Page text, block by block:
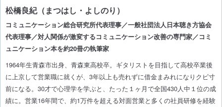
松橋良紀（まつはし・よしのり）
コミュニケーション総合研究所代表理事／一般社団法人日本聴き方協会
代表理事／対人関係が激変するコミュニケーション改善の専門家／コミ
ュニケーション本を約20冊の執筆家
1964年生青森市出身、青森東高校卒。ギタリストを目指して高校卒業後
に上京して営業職に就くが、3年以上も売れずに借金まみれになりクビ寸
前になる。30才で心理学を学ぶと、たった１ヶ月で全国430人中１位の成
績に。営業16年間で、約1万件を超える対面営業と多くの社員研修を経験